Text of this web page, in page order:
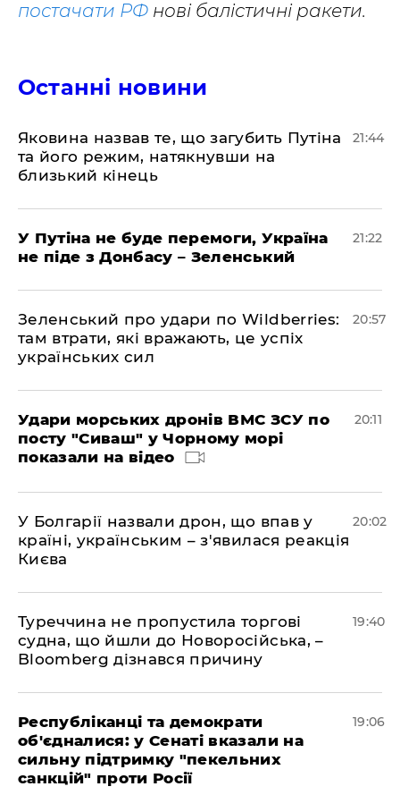
постачати РФ нові балістичні ракети.
Останні новини
Яковина назвав те, що загубить Путіна
та його режим, натякнувши на
близький кінець
21:44
У Путіна не буде перемоги, Україна
не піде з Донбасу – Зеленський
21:22
Зеленський про удари по Wildberries:
там втрати, які вражають, це успіх
українських сил
20:57
Удари морських дронів ВМС ЗСУ по
посту "Сиваш" у Чорному морі
показали на відео
20:11
У Болгарії назвали дрон, що впав у
країні, українським – з'явилася реакція
Києва
20:02
Туреччина не пропустила торгові
судна, що йшли до Новоросійська, –
Bloomberg дізнався причину
19:40
Республіканці та демократи
об'єдналися: у Сенаті вказали на
сильну підтримку "пекельних
санкцій" проти Росії
19:06